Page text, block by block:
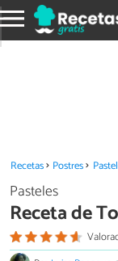
Recetas Postres
Pasteles
Receta de